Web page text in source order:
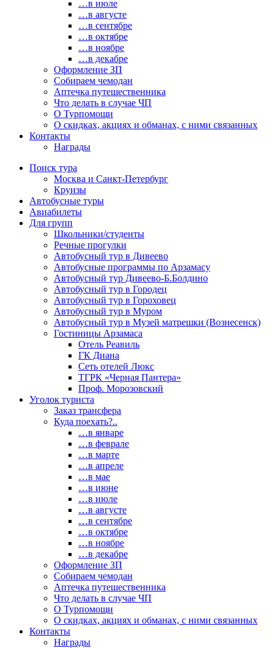
…в июле
…в августе
…в сентябре
…в октябре
…в ноябре
…в декабре
Оформление ЗП
Собираем чемодан
Аптечка путешественника
Что делать в случае ЧП
О Турпомощи
О скидках, акциях и обманах, с ними связанных
Контакты
Награды
Поиск тура
Москва и Санкт-Петербург
Круизы
Автобусные туры
Авиабилеты
Для групп
Школьники/студенты
Речные прогулки
Автобусный тур в Дивеево
Автобусные программы по Арзамасу
Автобусный тур Дивеево-Б.Болдино
Автобусный тур в Городец
Автобусный тур в Гороховец
Автобусный тур в Муром
Автобусный тур в Музей матрешки (Вознесенск)
Гостиницы Арзамаса
Отель Реавиль
ГК Диана
Сеть отелей Люкс
ТГРК «Черная Пантера»
Проф. Морозовский
Уголок туриста
Заказ трансфера
Куда поехать?..
…в январе
…в феврале
…в марте
…в апреле
…в мае
…в июне
…в июле
…в августе
…в сентябре
…в октябре
…в ноябре
…в декабре
Оформление ЗП
Собираем чемодан
Аптечка путешественника
Что делать в случае ЧП
О Турпомощи
О скидках, акциях и обманах, с ними связанных
Контакты
Награды